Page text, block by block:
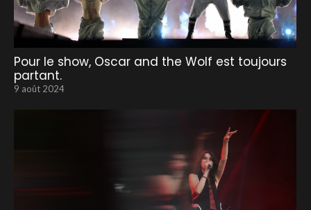
Pour le show, Oscar and the Wolf est toujours
partant.
9 août 2024